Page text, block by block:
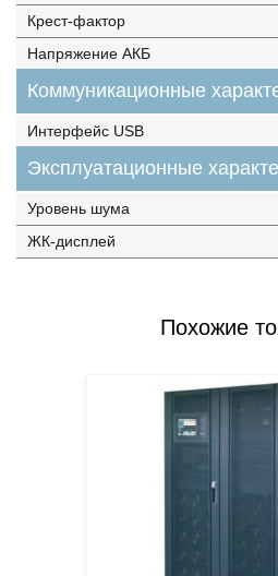
Крест-фактор
Напряжение АКБ
Коммуникационные
Интерфейс USB
Эксплуатационные
Уровень шума
ЖК-дисплей
Похожие